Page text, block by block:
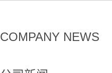
COMPANY NEWS